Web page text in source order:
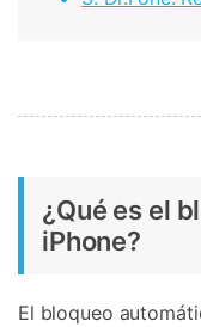
¿Qué es el
iPhone?
El bloqueo